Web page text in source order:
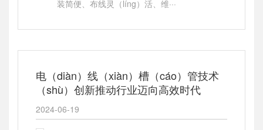
装简便、布线灵（líng）活、维···
电（diàn）线（xiàn）槽（cáo）管技术
（shù）创新推动行业迈向高效时代
2024-06-19